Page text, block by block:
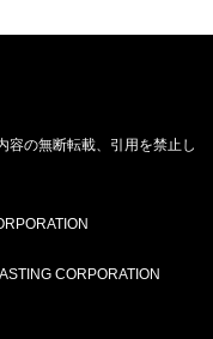
容の無断転載、引用を禁止し
CORPORATION